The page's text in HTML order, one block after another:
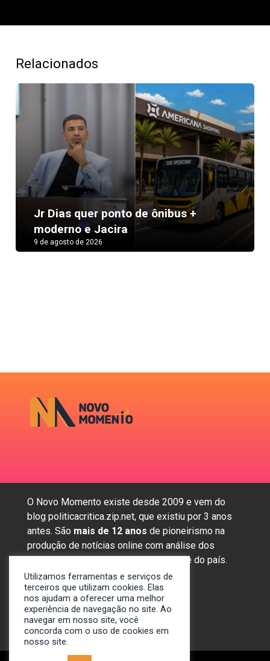
Relacionados
Jr Dias quer ponto de ônibus +
moderno e Jacira
9 de agosto de 2026
Next
O Novo Momento existe desde 2009 e vem do
blog politicacritica.zip.net, que existiu por 3 anos
antes. São mais de 12 anos de pioneirismo na
produção de notícias online com análise dos
assuntos mais importantes da região e do país.
Sobre nós
Anunciar
Contato
Utilizamos ferramentas e serviços de
terceiros que utilizam cookies. Elas
nos ajudam a oferecer uma melhor
experiência de navegação no site. Ao
navegar em nosso site, você
concorda com o uso de cookies em
nosso site.